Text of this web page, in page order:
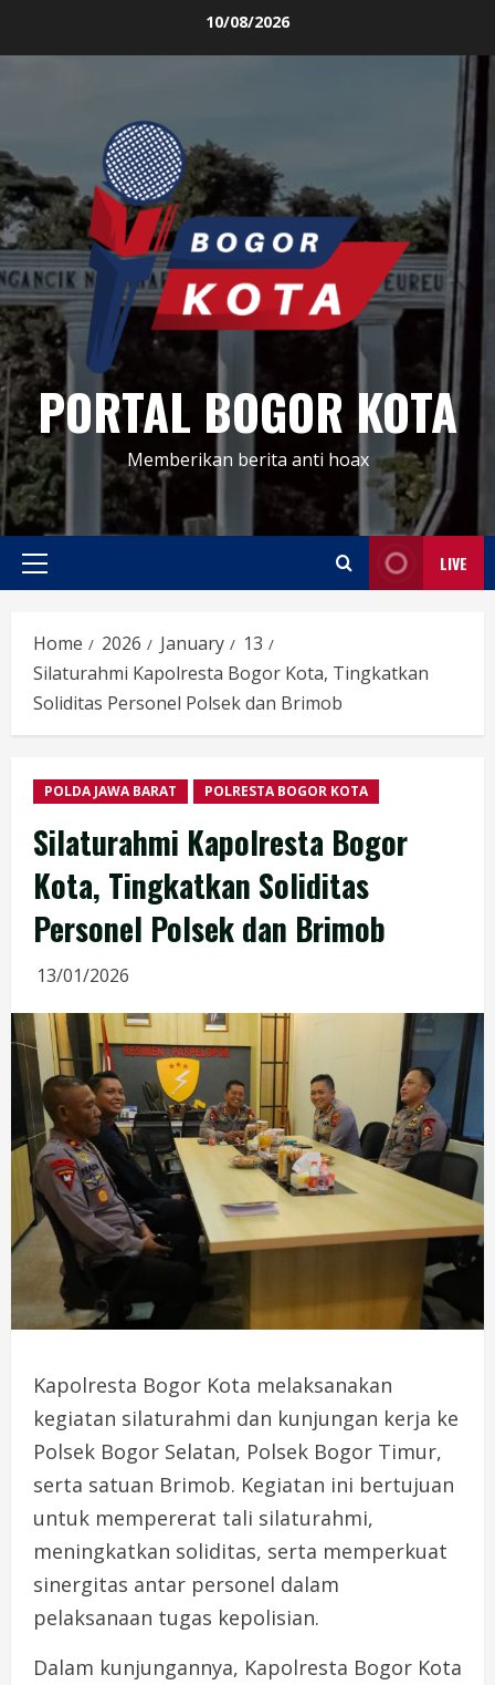
10/08/2026
PORTAL BOGOR KOTA
Memberikan berita anti hoax
Primary
LIVE
Home 2026 January
13
Silaturahmi Kapolresta Bogor Kota, Tingkatkan
Soliditas Personel Polsek dan Brimob
POLDA JAWA BARAT POLRESTA BOGOR KOTA
Silaturahmi Kapolresta Bogor
Kota, Tingkatkan Soliditas
Personel Polsek dan Brimob
13/01/2026
Kapolresta Bogor Kota melaksanakan
kegiatan silaturahmi dan kunjungan kerja ke
Polsek Bogor Selatan, Polsek Bogor Timur,
serta satuan Brimob. Kegiatan ini bertujuan
untuk mempererat tali silaturahmi,
meningkatkan soliditas, serta memperkuat
sinergitas antar personel dalam
pelaksanaan tugas kepolisian.
Dalam kunjungannya, Kapolresta Bogor Kota